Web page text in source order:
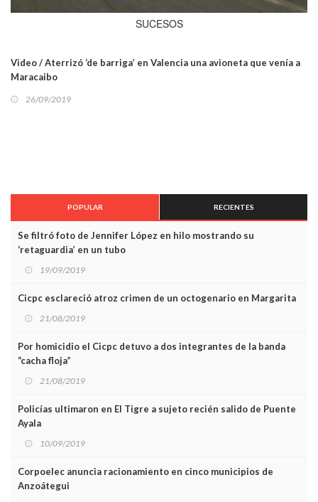
SUCESOS
Video / Aterrizó ‘de barriga’ en Valencia una avioneta que venía a
Maracaibo
26/09/2019
POPULAR RECIENTES
Se filtró foto de Jennifer López en hilo mostrando su
‘retaguardia’ en un tubo
19/09/2019
Cicpc esclareció atroz crimen de un octogenario en Margarita
21/08/2019
Por homicidio el Cicpc detuvo a dos integrantes de la banda
“cacha floja”
21/08/2019
Policías ultimaron en El Tigre a sujeto recién salido de Puente
Ayala
10/09/2019
Corpoelec anuncia racionamiento en cinco municipios de
Anzoátegui